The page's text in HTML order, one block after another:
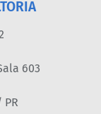
603
PR